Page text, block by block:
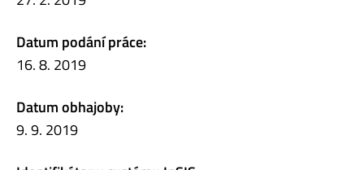
Datum podání práce:
16. 8. 2019
Datum obhajoby:
9. 9. 2019